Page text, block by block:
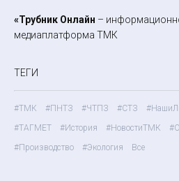
«Трубник Онлайн –
медиаплатформа ТМК
ТЕГИ
#ТМК #ПНТЗ #ЧТПЗ #СТЗ
#ТАГМЕТ
#История #НовостиТМК
#Производство
#Экология Все